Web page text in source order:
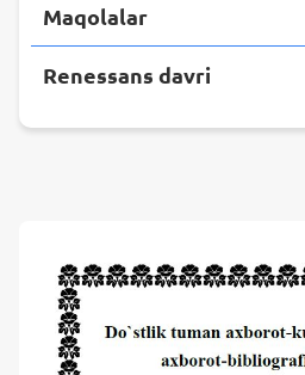
Maqolalar
Renessans davri